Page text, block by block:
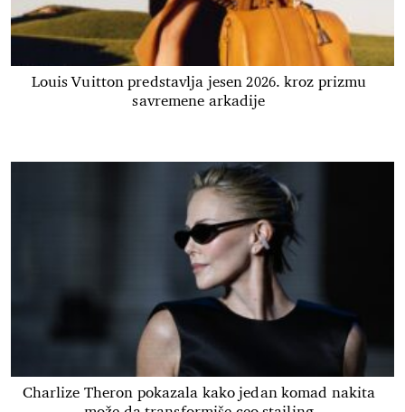
Louis Vuitton predstavlja jesen 2026. kroz prizmu
savremene arkadije
Charlize Theron pokazala kako jedan komad nakita